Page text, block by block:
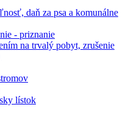
daň za psa a komunálne
- priznanie
na trvalý pobyt, zrušenie
lístok